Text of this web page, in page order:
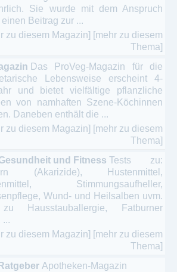
Sie wurde mit dem Anspruch
Beitrag zur ...
zu diesem Magazin] [mehr zu diesem
Thema]
Das ProVeg-Magazin für die
Lebensweise erscheint 4-
und bietet vielfältige pflanzliche
von namhaften Szene-Köchinnen
Daneben enthält die ...
zu diesem Magazin] [mehr zu diesem
Thema]
und Fitness Tests zu:
(Akarizide), Hustenmittel,
Stimmungsaufheller,
Wund- und Heilsalben uvm.
Hausstauballergie, Fatburner
...
zu diesem Magazin] [mehr zu diesem
Thema]
Apotheken-Magazin